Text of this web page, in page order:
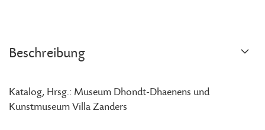
Beschreibung
Katalog, Hrsg.: Museum Dhondt-Dhaenens und
Kunstmuseum Villa Zanders